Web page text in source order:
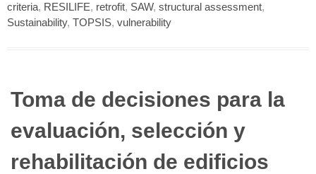
criteria, RESILIFE, retrofit, SAW, structural assessment,
Sustainability, TOPSIS, vulnerability
Toma de decisiones para la
evaluación, selección y
rehabilitación de edificios